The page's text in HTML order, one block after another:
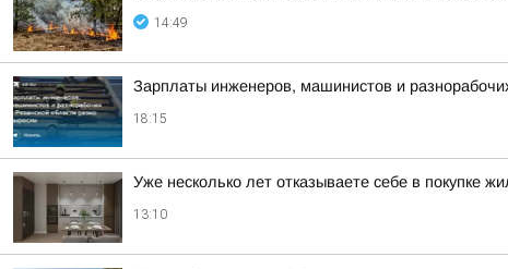
14:49
Зарплаты инженеров, машинистов и
18:15
Уже несколько лет отказываете себе в покупке
13:10